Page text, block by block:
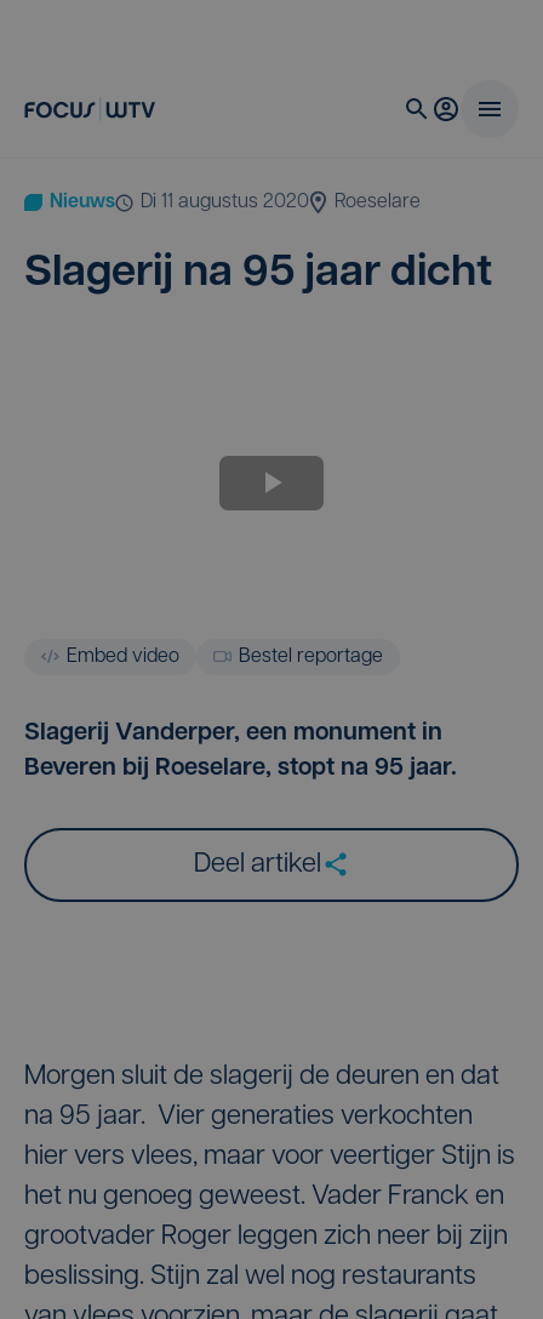
Nieuws di 11 augustus 2020 Roeselare
Sla­ge­rij na 95 jaar dicht
Embed video Bestel reportage
Slagerij Vanderper, een monument in
Beveren bij Roeselare, stopt na 95 jaar.
Deel artikel
Morgen sluit de slagerij de deuren en dat
na 95 jaar. Vier generaties verkochten
hier vers vlees, maar voor veertiger Stijn is
het nu genoeg geweest. Vader Franck en
grootvader Roger leggen zich neer bij zijn
beslissing. Stijn zal wel nog restaurants